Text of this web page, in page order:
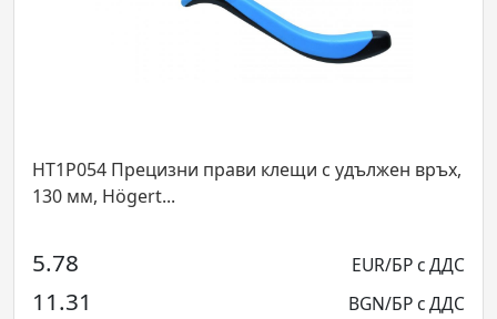
HT1P054 Прецизни прави клещи с удължен връх,
130 мм, Högert...
5.78 EUR/БР с ДДС
11.31 BGN/БР с ДДС